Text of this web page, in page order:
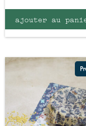
ajouter au